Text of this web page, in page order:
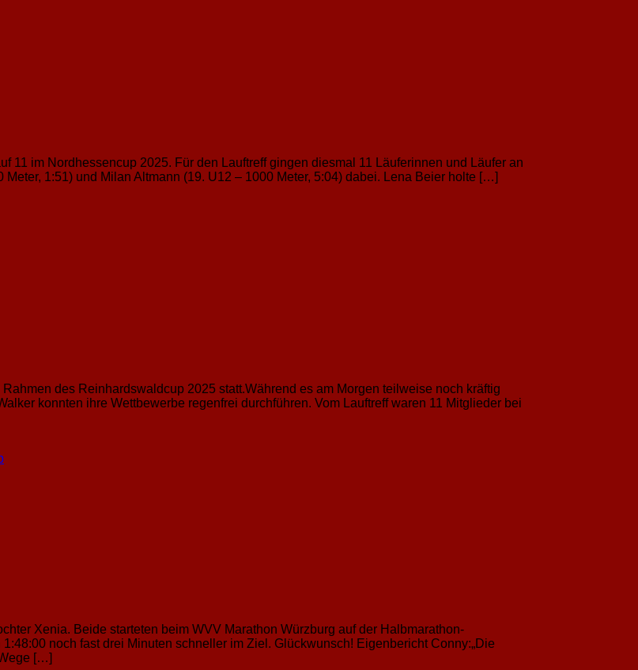
11 im Nordhessencup 2025. Für den Lauftreff gingen diesmal 11 Läuferinnen und Läufer an
1:51) und Milan Altmann (19. U12 – 1000 Meter, 5:04) dabei. Lena Beier holte […]
des Reinhardswaldcup 2025 statt.Während es am Morgen teilweise noch kräftig
konnten ihre Wettbewerbe regenfrei durchführen. Vom Lauftreff waren 11 Mitglieder bei
Xenia. Beide starteten beim WVV Marathon Würzburg auf der Halbmarathon-
noch fast drei Minuten schneller im Ziel. Glückwunsch! Eigenbericht Conny:„Die
[…]